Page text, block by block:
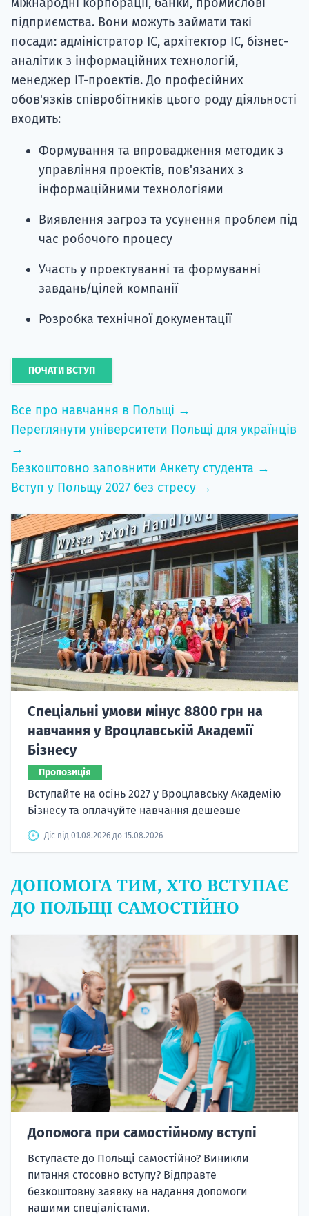
підприємства. Вони можуть займати такі
посади: адміністратор ІС, архітектор ІС, бізнес-
аналітик з інформаційних технологій,
менеджер IT-проектів. До професійних
обов'язків співробітників цього роду діяльності
входить:
Формування та впровадження методик з
управління проектів, пов'язаних з
інформаційними технологіями
Виявлення загроз та усунення проблем під
час робочого процесу
Участь у проектуванні та формуванні
завдань/цілей компанії
Розробка технічної документації
ПОЧАТИ ВСТУП
Все про навчання в Польщі →
Переглянути університети Польщі для українців
→
Безкоштовно заповнити Анкету студента →
Вступ у Польщу 2027 без стресу →
Спеціальні умови мінус 8800 грн на
навчання у Вроцлавській Академії
Бізнесу
Пропозиція
Вступайте на осінь 2027 у Вроцлавську Академію
Бізнесу та оплачуйте навчання дешевше
Діє від 01.08.2026 до 15.08.2026
ДОПОМОГА ТИМ, ХТО ВСТУПАЄ
ДО ПОЛЬЩІ САМОСТІЙНО
Допомога при самостійному вступі
Вступаєте до Польщі самостійно? Виникли
питання стосовно вступу? Відправте
безкоштовну заявку на надання допомоги
нашими спеціалістами.